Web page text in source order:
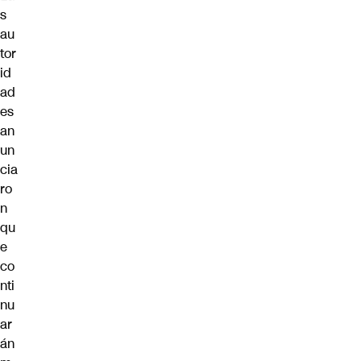
s
au
tor
id
ad
es
an
un
cia
ro
n
qu
e
co
nti
nu
ar
án